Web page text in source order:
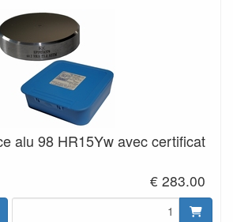
alu 98 HR15Yw avec certificat
€ 283.00